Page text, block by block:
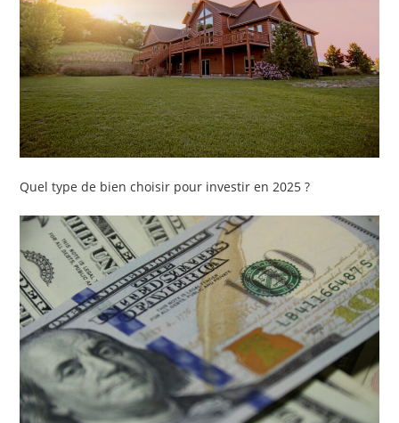
Quel type de bien choisir pour investir en 2025 ?